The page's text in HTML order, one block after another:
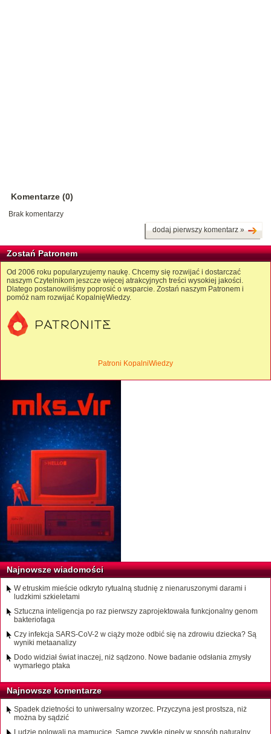
Komentarze (0)
Brak komentarzy
dodaj pierwszy komentarz »
Zostań Patronem
Od 2006 roku popularyzujemy naukę. Chcemy się rozwijać i dostarczać
naszym Czytelnikom jeszcze więcej atrakcyjnych treści wysokiej jakości.
Dlatego postanowiliśmy poprosić o wsparcie. Zostań naszym Patronem i
pomóż nam rozwijać KopalnięWiedzy.
Patroni KopalniWiedzy
Najnowsze wiadomości
W etruskim mieście odkryto rytualną studnię z nienaruszonymi darami i
ludzkimi szkieletami
Sztuczna inteligencja po raz pierwszy zaprojektowała funkcjonalny genom
bakteriofaga
Czy infekcja SARS-CoV-2 w ciąży może odbić się na zdrowiu dziecka? Są
wyniki metaanalizy
Dodo widział świat inaczej, niż sądzono. Nowe badanie odsłania zmysły
wymarłego ptaka
Najnowsze komentarze
Spadek dzietności to uniwersalny wzorzec. Przyczyna jest prostsza, niż
można by sądzić